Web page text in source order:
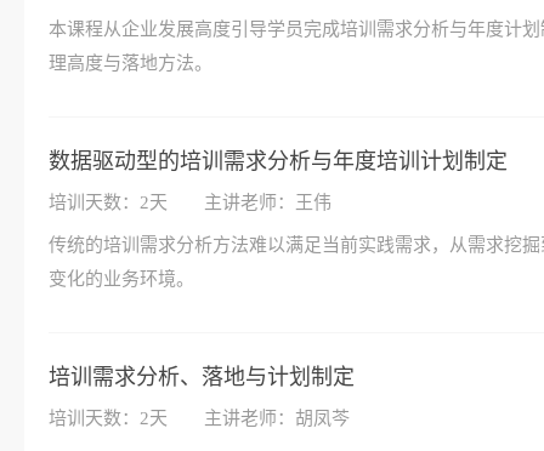
本课程从企业发展高度引导学员完成培训需求分析与年度计
理高度与落地方法。
数据驱动型的培训需求分析与年度培训计划制定
培训天数：2天 主讲老师：王伟
传统的培训需求分析方法难以满足当前实践需求，从需求挖
变化的业务环境。
培训需求分析、落地与计划制定
培训天数：2天 主讲老师：胡凤芩